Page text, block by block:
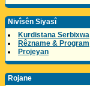
Nivîsên Siyasî
Kurdistana Serbixwa
Rêzname & Program
Projeyan
Rojane